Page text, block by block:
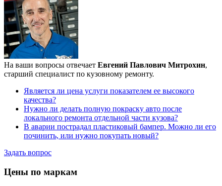
На ваши вопросы отвечает Евгений Павлович Митрохин,
старший специалист по кузовному ремонту.
Является ли цена услуги показателем ее высокого
качества?
Нужно ли делать полную покраску авто после
локального ремонта отдельной части кузова?
В аварии пострадал пластиковый бампер. Можно ли его
починить, или нужно покупать новый?
Задать вопрос
Цены по маркам